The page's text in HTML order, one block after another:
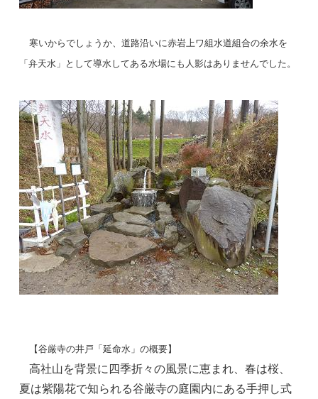
寒いからでしょうか、道路沿いに赤岩上ワ組水道組合の余水を
「弁天水」として導水してある水場にも人影はありませんでした。
【谷厳寺の井戸「延命水」の概要】
高社山を背景に四季折々の風景に恵まれ、春は桜、
夏は紫陽花で知られる谷厳寺の庭園内にある手押し式